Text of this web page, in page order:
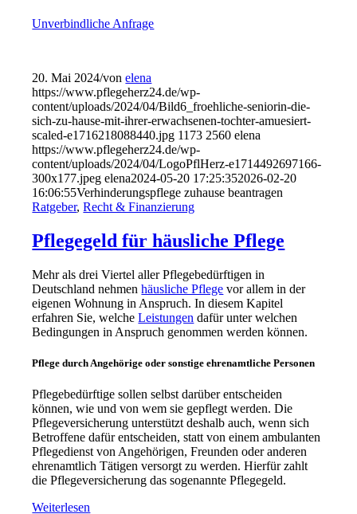
Unverbindliche Anfrage
20. Mai 2024/vonelena
https://www.pflegeherz24.de/wp-
content/uploads/2024/04/Bild6_froehliche-seniorin-die-
sich-zu-hause-mit-ihrer-erwachsenen-tochter-amuesiert-
scaled-e1716218088440.jpg 1173 2560 elena
https://www.pflegeherz24.de/wp-
content/uploads/2024/04/LogoPflHerz-e1714492697166-
300x177.jpeg elena2024-05-20 17:25:352026-02-20
16:06:55Verhinderungspflege zuhause beantragen
Ratgeber,Recht & Finanzierung
Pflegegeld für häusliche Pflege
Mehr als drei Viertel aller Pflegebedürftigen in
Deutschland nehmenhäusliche Pflege vor allem in der
eigenen Wohnung in Anspruch. In diesem Kapitel
erfahren Sie, welcheLeistungen dafür unter welchen
Bedingungen in Anspruch genommen werden können.
Pflege durch Angehörige oder sonstige ehrenamtliche Personen
Pflegebedürftige sollen selbst darüber entscheiden
können, wie und von wem sie gepflegt werden. Die
Pflegeversicherung unterstützt deshalb auch, wenn sich
Betroffene dafür entscheiden, statt von einem ambulanten
Pflegedienst von Angehörigen, Freunden oder anderen
ehrenamtlich Tätigen versorgt zu werden. Hierfür zahlt
die Pflegeversicherung das sogenannte Pflegegeld.
Weiterlesen